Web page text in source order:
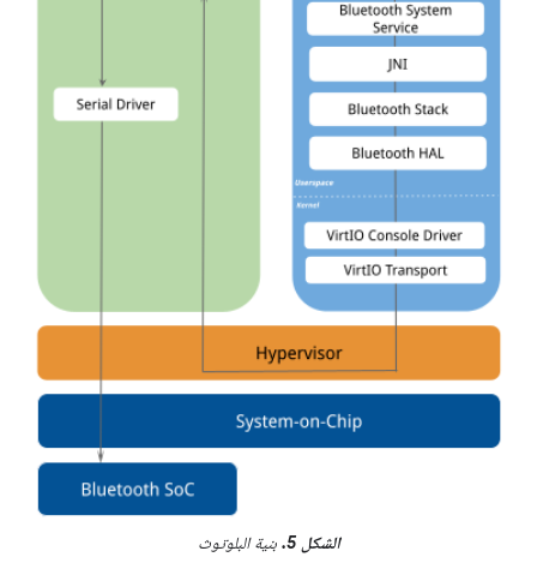
الشكل 5. بنية البلوتوث